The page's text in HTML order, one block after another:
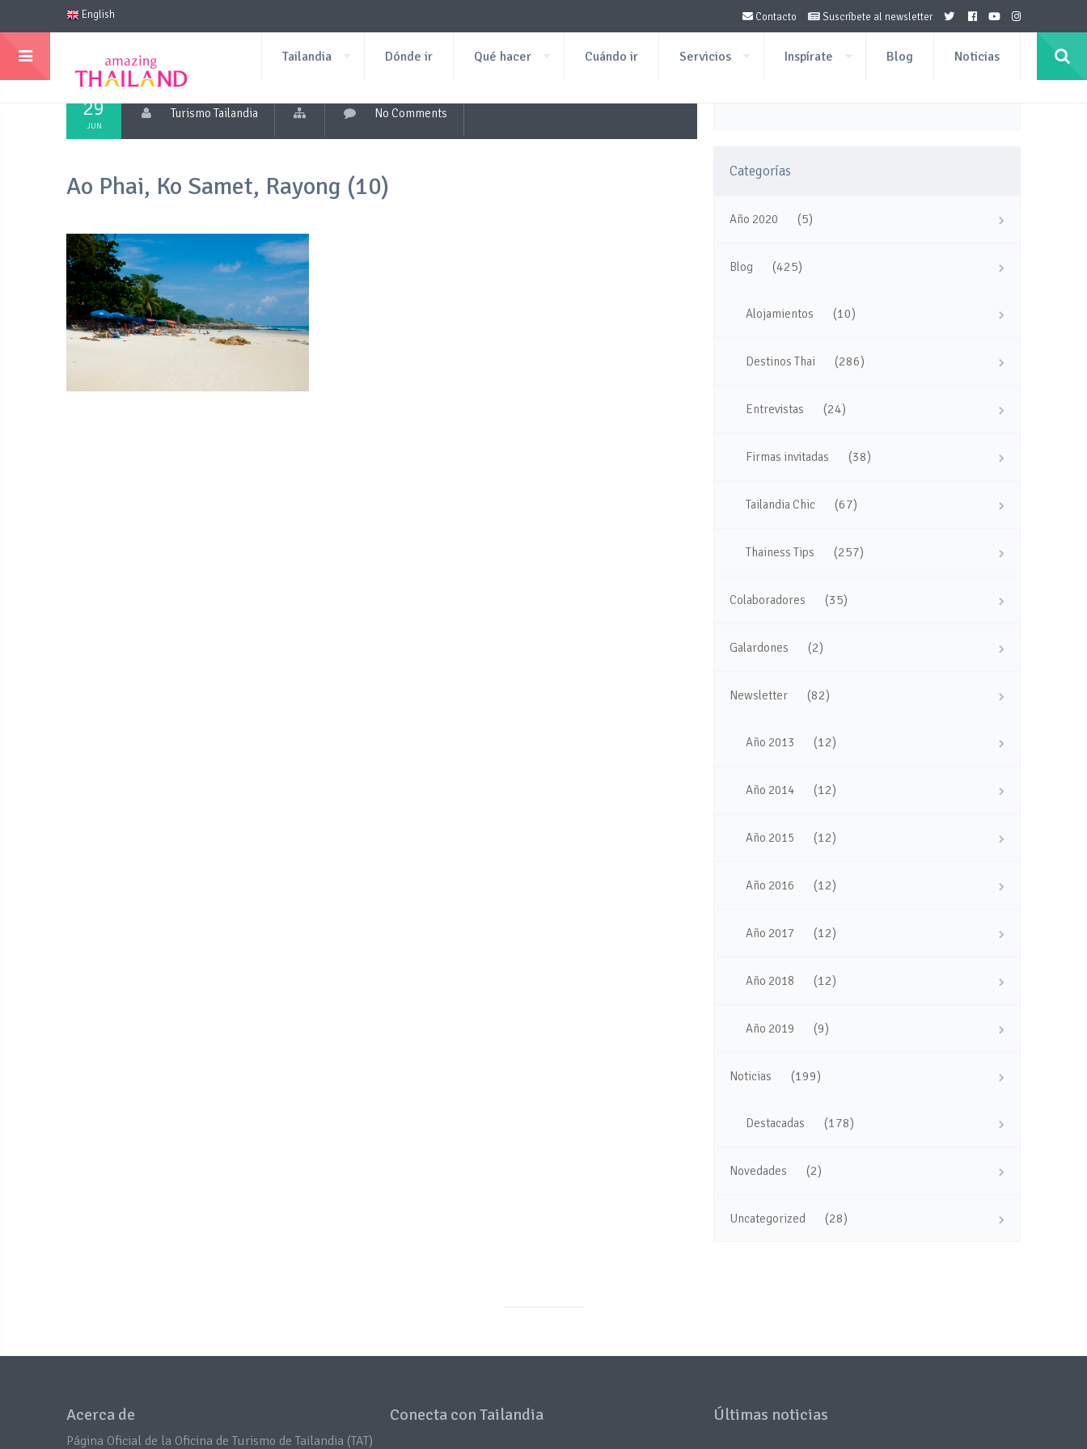
English Contacto Suscríbete al newsletter
Tailandia Dónde ir Qué hacer Cuándo ir Servicios Inspírate Blog Noticias
29
JUN
Turismo Tailandia No Comments
Ao Phai, Ko Samet, Rayong (10)
Categorías
Año 2020 (5)
Blog (425)
Alojamientos (10)
Destinos Thai (286)
Entrevistas (24)
Firmas invitadas (38)
Tailandia Chic (67)
Thainess Tips (257)
Colaboradores (35)
Galardones (2)
Newsletter (82)
Año 2013 (12)
Año 2014 (12)
Año 2015 (12)
Año 2016 (12)
Año 2017 (12)
Año 2018 (12)
Año 2019 (9)
Noticias (199)
Destacadas (178)
Novedades (2)
Uncategorized (28)
Acerca de
Página Oficial de la Oficina de Turismo de Tailandia (TAT)
Conecta con Tailandia Últimas noticias